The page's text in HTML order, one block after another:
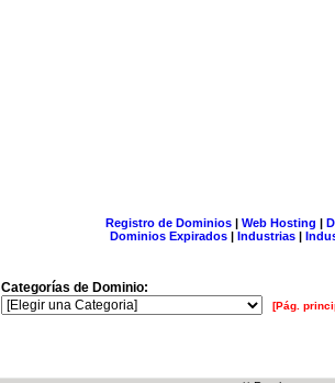
Registro de Dominios| Web Hosting |
Dominios Expirados | Industrias |
Categorías de Dominio:
[Pág.